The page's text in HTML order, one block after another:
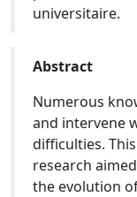
universitaire.
Abstract
Numerous
and intervene
difficulties.
research
the evolution